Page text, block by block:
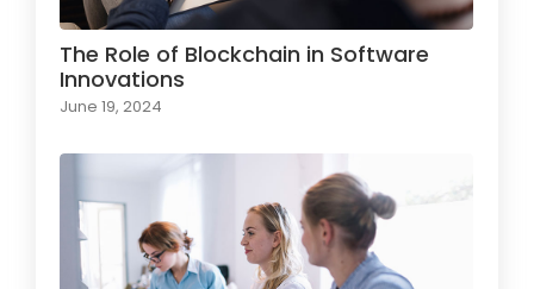
The Role of Blockchain in Software
Innovations
June 19, 2024